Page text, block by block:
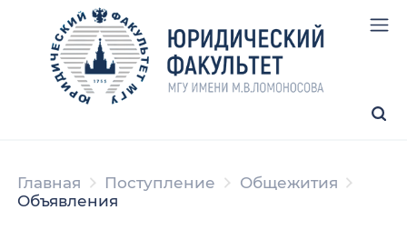
Главная Поступление
Общежития
Объявления